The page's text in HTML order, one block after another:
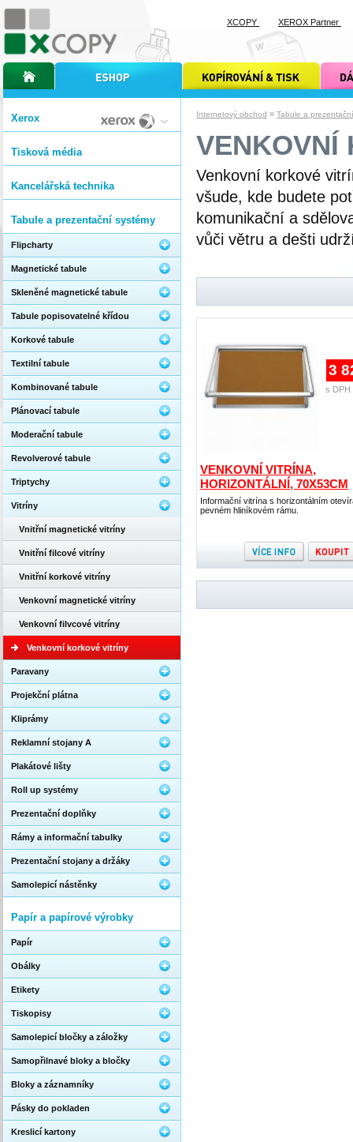
Internetový obchod » Tabule a
VENKOVNÍ
Venkovní korkové
všude, kde budete
komunikační a
vůči větru a dešti
VENKOVNÍ VITRÍNA,
HORIZONTÁLNÍ, 70X53CM
Informační vitrína s horizontálním
pevném hliníkovém rámu.
3
s DPH
Xerox
Tisková média
Kancelářská technika
Tabule a prezentační systémy
Flipcharty
Magnetické tabule
Skleněné magnetické tabule
Tabule popisovatelné křídou
Korkové tabule
Textilní tabule
Kombinované tabule
Plánovací tabule
Moderační tabule
Revolverové tabule
Triptychy
Vitríny
Vnitřní magnetické vitríny
Vnitřní filcové vitríny
Vnitřní korkové vitríny
Venkovní magnetické vitríny
Venkovní filvcové vitríny
Venkovní korkové vitríny
Paravany
Projekční plátna
Kliprámy
Reklamní stojany A
Plakátové lišty
Roll up systémy
Prezentační doplňky
Rámy a informační tabulky
Prezentační stojany a držáky
Samolepicí nástěnky
Papír a papírové výrobky
Papír
Obálky
Etikety
Tiskopisy
Samolepicí bločky a záložky
Samopřilnavé bloky a bločky
Bloky a záznamníky
Pásky do pokladen
Kreslicí kartony
úvodní stránka xcopyinternetový obchod xcopy kopírování a tisk xcopy dárkové
XCOPY XEROX Partner